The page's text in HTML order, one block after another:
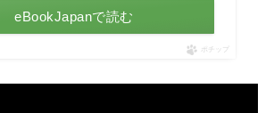
eBookJapanで読む
ポチップ